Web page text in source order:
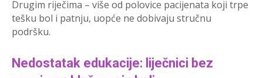
Drugim riječima – više od polovice pacijenata koji trpe
tešku bol i patnju, uopće ne dobivaju stručnu
podršku.
Nedostatak edukacije: liječnici bez